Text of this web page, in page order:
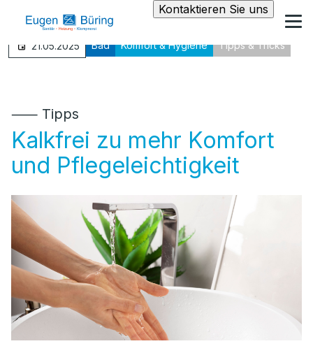
Kontaktieren Sie uns
21.05.2025 Bad Komfort & Hygiene Tipps & Tricks
⸺ Tipps
Kalkfrei zu mehr Komfort
und Pflegeleichtigkeit